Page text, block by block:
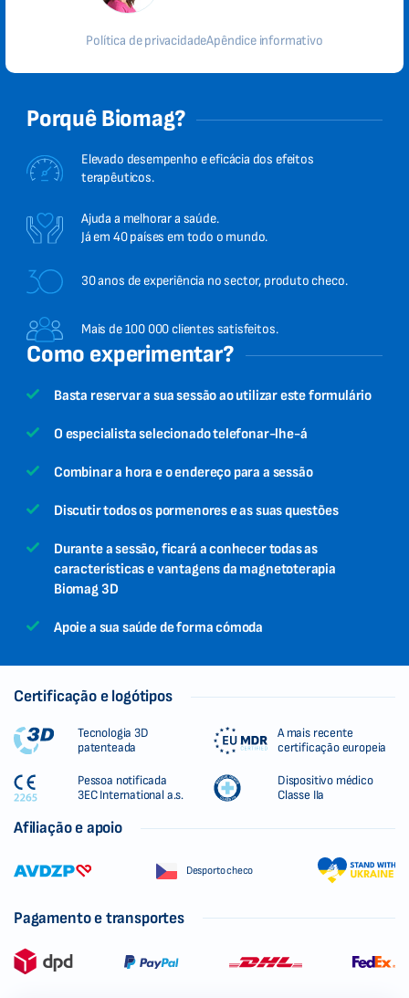
Política de privacidadeApêndice informativo
Porquê Biomag?
Elevado desempenho e eficácia dos efeitos
terapêuticos.
Ajuda a melhorar a saúde.
Já em 40 países em todo o mundo.
30 anos de experiência no sector, produto checo.
Mais de 100 000 clientes satisfeitos.
Como experimentar?
Basta reservar a sua sessão ao utilizar este formulário
O especialista selecionado telefonar-lhe-á
Combinar a hora e o endereço para a sessão
Discutir todos os pormenores e as suas questões
Durante a sessão, ficará a conhecer todas as
características e vantagens da magnetoterapia
Biomag 3D
Apoie a sua saúde de forma cómoda
Certificação e logótipos
Tecnologia 3D
patenteada
A mais recente
certificação europeia
Pessoa notificada
3EC International a.s.
Dispositivo médico
Classe IIa
Afiliação e apoio
Desporto checo
Pagamento e transportes